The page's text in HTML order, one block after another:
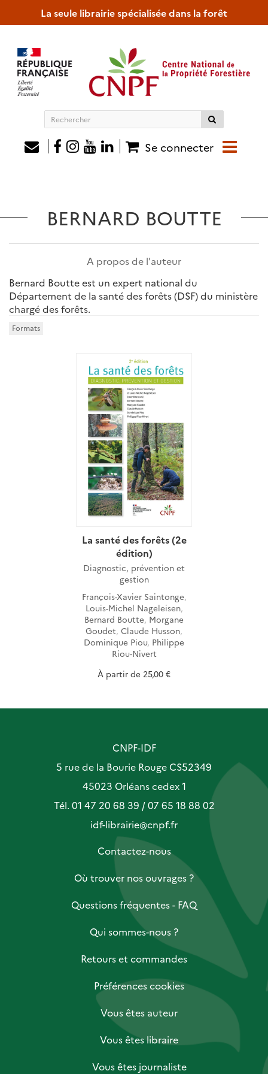
La seule librairie spécialisée dans la forêt
Rechercher
siteSe connecter
BERNARD BOUTTE
A propos de l'auteur
Bernard Boutte est un expert national du
Département de la santé des forêts (DSF) du ministère
chargé des forêts.
Formats
La santé des forêts (2e
édition)
Diagnostic, prévention et
gestion
François-Xavier Saintonge,
Louis-Michel Nageleisen,
Bernard Boutte, Morgane
Goudet, Claude Husson,
Dominique Piou, Philippe
Riou-Nivert
À partir de 25,00 €
CNPF-IDF
5 rue de la Bourie Rouge CS52349
45023 Orléans cedex 1
Tél. 01 47 20 68 39 / 07 65 18 88 02
idf-librairie@cnpf.fr
Contactez-nous
Où trouver nos ouvrages ?
Questions fréquentes - FAQ
Qui sommes-nous ?
Retours et commandes
Préférences cookies
Vous êtes auteur
Vous êtes libraire
Vous êtes journaliste